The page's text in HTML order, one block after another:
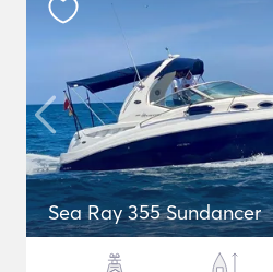
Sea Ray 355 Sundancer